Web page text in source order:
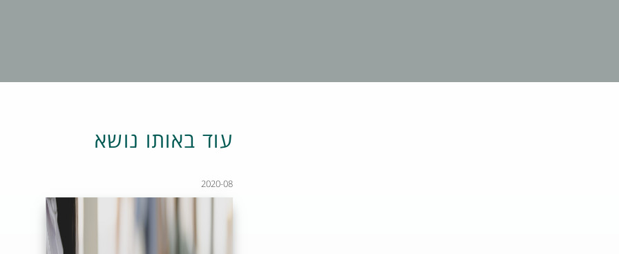
עוד באותו נושא
2020-08